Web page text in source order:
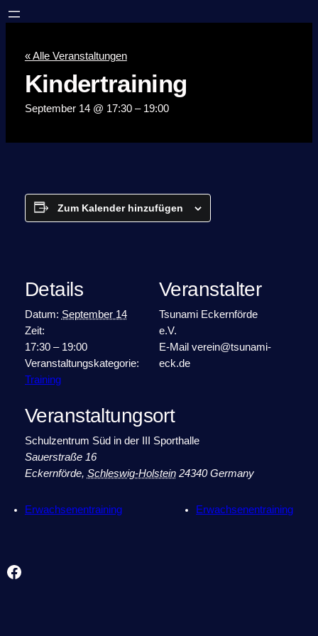
« Alle Veranstaltungen
Kindertraining
September 14 @ 17:30– 19:00
Zum Kalender hinzufügen
Details
Datum: September 14
Zeit:
17:30 – 19:00
Veranstaltungskategorie:
Training
Veranstaltungsort
Schulzentrum Süd in der III Sporthalle
Sauerstraße 16
Eckernförde, Schleswig-Holstein 24340 Germany
Veranstalter
Tsunami Eckernförde
e.V.
E-Mail verein@tsunami-
eck.de
Erwachsenentraining Erwachsenentraining
Facebook